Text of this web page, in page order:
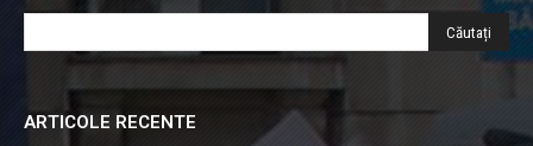
ARTICOLE RECENTE